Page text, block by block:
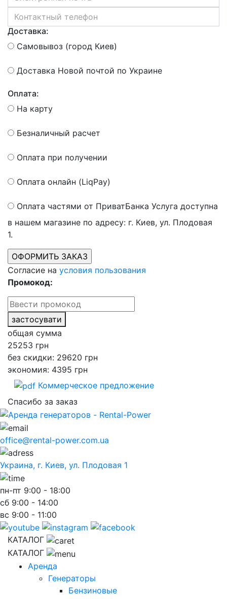
Доставка:
Самовывоз (город Киев)
Доставка Новой почтой по Украине
Оплата:
На карту
Безналичный расчет
Оплата при получении
Оплата онлайн (LiqPay)
Оплата частями от ПриватБанка Услуга доступна
в нашем магазине по адресу: г. Киев, ул. Плодовая
1.
Согласие на условия пользования
Промокод:
застосувати
общая сумма
25253 грн
без скидки: 29620 грн
экономия: 4395 грн
Коммерческое предложение
Спасибо за заказ
office@rental-power.com.ua
Украина, г. Киев, ул. Плодовая 1
пн-пт 9:00 - 18:00
сб 9:00 - 14:00
вс 9:00 - 11:00
КАТАЛОГ
КАТАЛОГ
Аренда
Генераторы
Бензиновые